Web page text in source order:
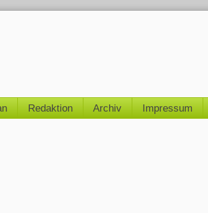
Redaktion Archiv Impressum